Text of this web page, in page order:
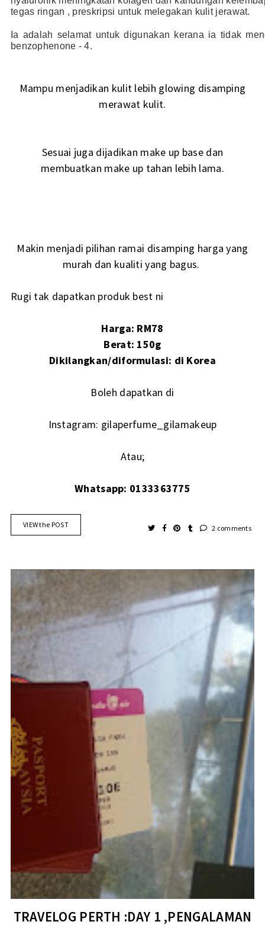
tegas ringan , preskripsi untuk melegakan kulit jerawat.
Ia adalah selamat untuk digunakan kerana ia tidak
benzophenone - 4.
Mampu menjadikan kulit lebih glowing disamping
merawat kulit.
Sesuai juga dijadikan make up base dan
membuatkan make up tahan lebih lama.
Makin menjadi pilihan ramai disamping harga yang
murah dan kualiti yang bagus.
Rugi tak dapatkan produk best ni
Harga: RM78
Berat: 150g
Dikilangkan/diformulasi: di Korea
Boleh dapatkan di
Instagram: gilaperfume_gilamakeup
Atau;
Whatsapp: 0133363775
VIEW the POST 2 comments
TRAVELOG PERTH :DAY 1 ,PENGALAMAN